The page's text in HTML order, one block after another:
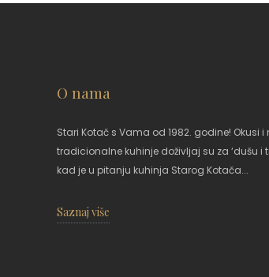
O nama
Stari Kotač s Vama od 1982. godine! Okusi i
tradicionalne kuhinje doživljaj su za ‘dušu i
kad je u pitanju kuhinja Starog Kotača...
Saznaj više